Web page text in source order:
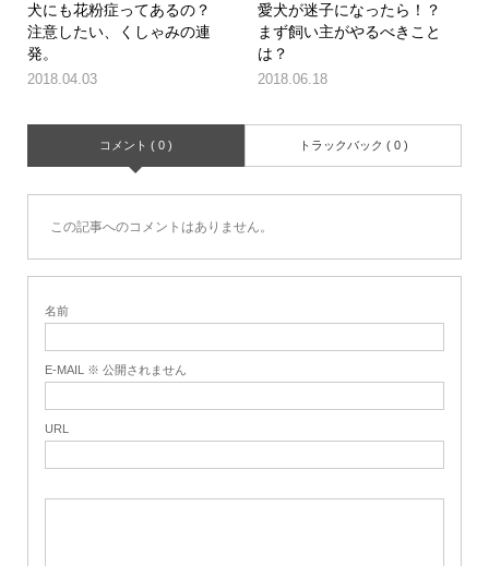
犬にも花粉症ってあるの？
注意したい、くしゃみの連
発。
2018.04.03
愛犬が迷子になったら！？
まず飼い主がやるべきこと
は？
2018.06.18
コメント ( 0 ) トラックバック ( 0 )
この記事へのコメントはありません。
名前
E-MAIL ※ 公開されません
URL